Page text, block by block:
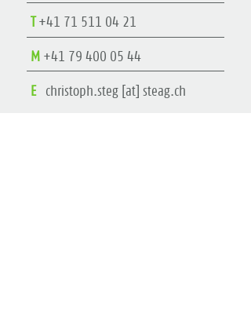
+41 71 511 04 21
M +41 79 400 05 44
Echristoph.steg [at] steag.ch